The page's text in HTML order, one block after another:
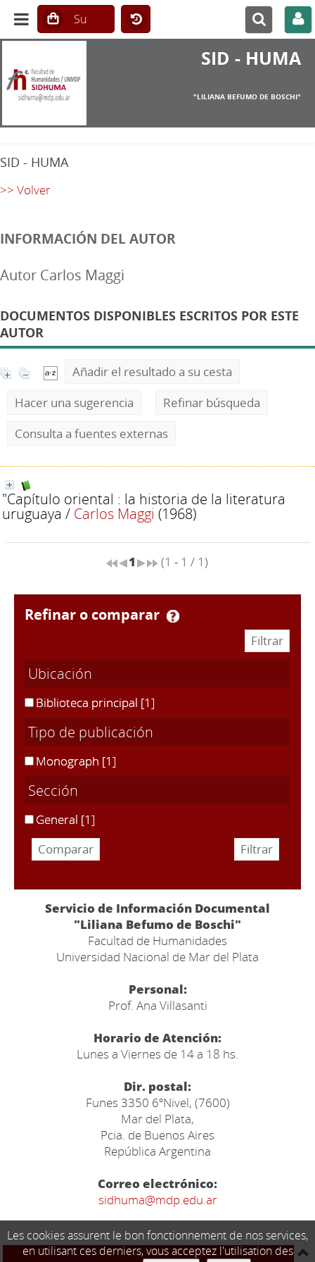
SID - HUMA
"LILIANA BEFUMO DE BOSCHI"
SID - HUMA
>> Volver
INFORMACIÓN DEL AUTOR
Autor Carlos Maggi
DOCUMENTOS DISPONIBLES ESCRITOS POR ESTE
AUTOR
Añadir el resultado a su cesta
Hacer una sugerencia
Refinar búsqueda
Consulta a fuentes externas
"Capítulo oriental : la historia de la literatura
uruguaya / Carlos Maggi (1968)
1 (1 - 1 / 1)
refinar o comparar
Ubicación
Biblioteca principal [1]
Tipo de publicación
Monograph [1]
Sección
General [1]
Servicio de Información Documental
"Liliana Befumo de Boschi"
Facultad de Humanidades
Universidad Nacional de Mar del Plata
Personal:
Prof. Ana Villasanti
Horario de Atención:
Lunes a Viernes de 14 a 18 hs.
Dir. postal:
Funes 3350 6ºNivel, (7600)
Mar del Plata,
Pcia. de Buenos Aires
República Argentina
Correo electrónico:
sidhuma@mdp.edu.ar
Les cookies assurent le bon fonctionnement de nos services,
en utilisant ces derniers, vous acceptez l'utilisation des